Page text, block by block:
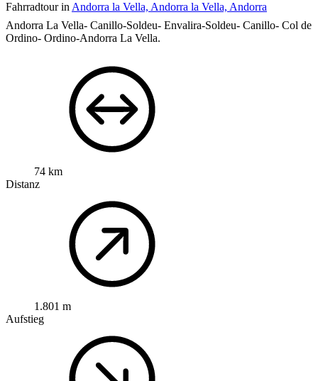
Fahrradtour in Andorra la Vella, Andorra la Vella, Andorra
Andorra La Vella- Canillo-Soldeu- Envalira-Soldeu- Canillo- Col de
Ordino- Ordino-Andorra La Vella.
74 km
Distanz
1.801 m
Aufstieg